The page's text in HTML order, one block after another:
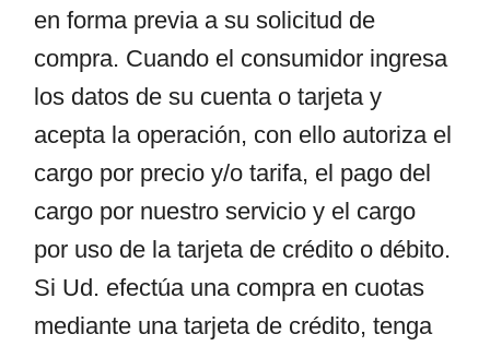
en forma previa a su solicitud de
compra. Cuando el consumidor ingresa
los datos de su cuenta o tarjeta y
acepta la operación, con ello autoriza el
cargo por precio y/o tarifa, el pago del
cargo por nuestro servicio y el cargo
por uso de la tarjeta de crédito o débito.
Si Ud. efectúa una compra en cuotas
mediante una tarjeta de crédito, tenga